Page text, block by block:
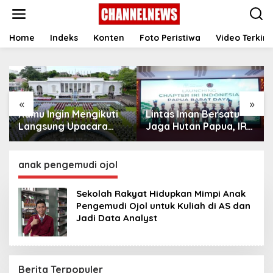
t
Home Indeks Konten Foto Peristiwa Video Terkini
« »
Kamu Ingin Mengikuti
Langsung Upacara
HUT Ke-81
Istana? Ini Link
Pendaftaran Resminya
di Sini
Lintas Iman Bersatu
Jaga Hutan Papua, IRI
Indonesia Resmikan
anak pengemudi ojol
Sekolah Rakyat Hidupkan Mimpi Anak
Pengemudi Ojol untuk Kuliah di AS dan
Jadi Data Analyst
Berita Terpopuler